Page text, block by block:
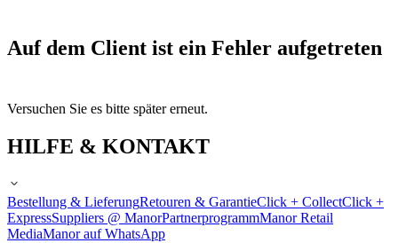
Auf dem Client ist ein Fehler aufgetreten
Versuchen Sie es bitte später erneut.
HILFE & KONTAKT
Bestellung & LieferungRetouren & GarantieClick + CollectClick +
ExpressSuppliers @ ManorPartnerprogrammManor Retail
MediaManor auf WhatsApp